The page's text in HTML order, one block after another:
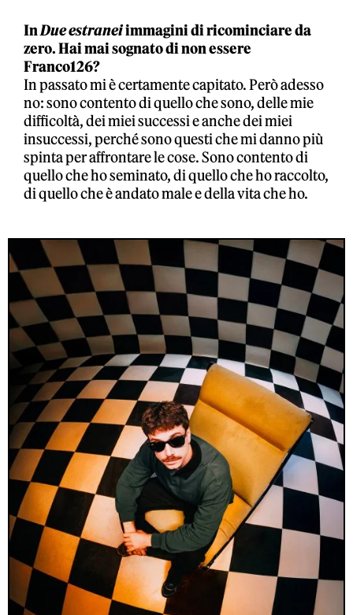
InDue estraneiimmagini di ricominciare da
zero. Hai mai sognato di non essere
Franco126?
In passato mi è certamente capitato. Però adesso
no: sono contento di quello che sono, delle mie
difficoltà, dei miei successi e anche dei miei
insuccessi, perché sono questi che mi danno più
spinta per affrontare le cose. Sono contento di
quello che ho seminato, di quello che ho raccolto,
di quello che è andato male e della vita che ho.